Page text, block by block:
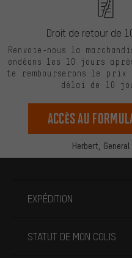
Herbert,
Droit de retour de
Renvoie-nous la
endéans les 10 jours
te rembourserons le prix
délai de 10
Accès au
EXPÉDITION
STATUT DE MON COLIS